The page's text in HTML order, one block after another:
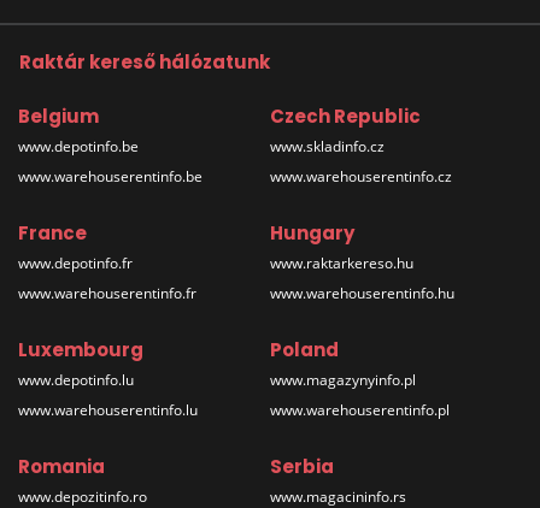
Raktár kereső hálózatunk
Belgium
www.depotinfo.be
www.warehouserentinfo.be
Czech Republic
www.skladinfo.cz
www.warehouserentinfo.cz
France
www.depotinfo.fr
www.warehouserentinfo.fr
Hungary
www.raktarkereso.hu
www.warehouserentinfo.hu
Luxembourg
www.depotinfo.lu
www.warehouserentinfo.lu
Poland
www.magazynyinfo.pl
www.warehouserentinfo.pl
Romania
www.depozitinfo.ro
Serbia
www.magacininfo.rs